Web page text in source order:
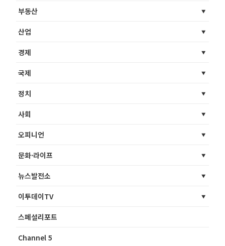
부동산
산업
경제
국제
정치
사회
오피니언
문화·라이프
뉴스발전소
이투데이TV
스페셜리포트
Channel 5